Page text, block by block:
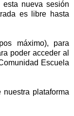
esta nueva sesión
es libre hasta
máximo), para
poder acceder al
Escuela
plataforma